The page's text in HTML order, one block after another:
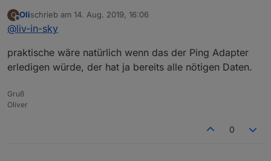
was ist jetzt der plan :-)
zählen und dann anlegen - was möchtest du
eigentlich anlegen - die gezählten sind ja schon
angelegt? möchtest du die namen als datenpunkte
O
Offline
Olischrieb am 14. Aug. 2019, 16:06
zuletzt editiert von
@liv-in-sky
praktische wäre natürlich wenn das der Ping Adapter
erledigen würde, der hat ja bereits alle nötigen Daten.
Gruß
Oliver
0